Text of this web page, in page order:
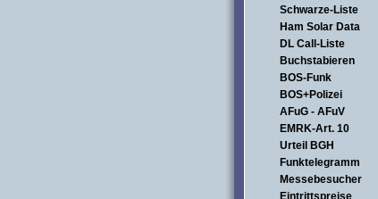
Schwarze-Liste
Ham Solar Data
DL Call-Liste
Buchstabieren
BOS-Funk
BOS+Polizei
AFuG - AFuV
EMRK-Art. 10
Urteil BGH
Funktelegramm
Messebesucher
Eintrittspreise